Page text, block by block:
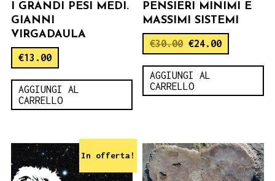
I GRANDI PESI MEDI.
GIANNI
VIRGADAULA
€13.00
AGGIUNGI AL
CARRELLO
PENSIERI MINIMI E
MASSIMI SISTEMI
€30.00 €24.00
AGGIUNGI AL
CARRELLO
In offerta!